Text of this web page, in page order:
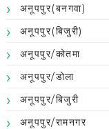
अनूपपुर(बनगवा)
अनूपपुर(बिजुरी)
अनूपपुर/कोतमा
अनूपपुर/डोला
अनूपपुर/बिजुरी
अनूपपुर/रामनगर